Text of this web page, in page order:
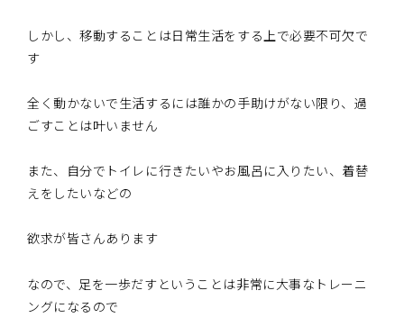
しかし、移動することは日常生活をする上で必要不可欠で
す
全く動かないで生活するには誰かの手助けがない限り、過
ごすことは叶いません
また、自分でトイレに行きたいやお風呂に入りたい、着替
えをしたいなどの
欲求が皆さんあります
なので、足を一歩だすということは非常に大事なトレーニ
ングになるので